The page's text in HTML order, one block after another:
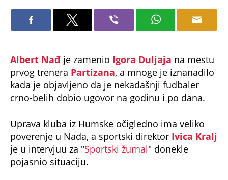
Albert Nađ je zamenio Igora Duljaja na mestu
prvog trenera Partizana, a mnoge je iznanadilo
kada je objavljeno da je nekadašnji fudbaler
crno-belih dobio ugovor na godinu i po dana.
Uprava kluba iz Humske očigledno ima veliko
poverenje u Nađa, a sportski direktor Ivica Kralj
je u intervjuu za "Sportski žurnal" donekle
pojasnio situaciju.